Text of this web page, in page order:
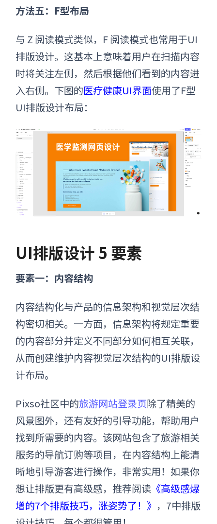
方法五：F型布局
与 Z 阅读模式类似，F 阅读模式也常用于UI
排版设计。这基本上意味着用户在扫描内容
时将关注左侧，然后根据他们看到的内容进
入右侧。下图的医疗健康UI界面使用了F型
UI排版设计布局：
UI排版设计 5 要素
要素一： 内容结构
内容结构化与产品的信息架构和视觉层次结
构密切相关。一方面，信息架构将规定重要
的内容部分并定义不同部分如何相互关联，
从而创建维护内容视觉层次结构的UI排版设
计布局。
Pixso社区中的旅游网站登录页除了精美的
风景图外，还有友好的引导功能，帮助用户
找到所需要的内容。该网站包含了旅游相关
服务的导航订购等项目，在内容结构上能清
晰地引导游客进行操作，非常实用！ 如果你
想让排版更有高级感，推荐阅读 《高级感爆
增的7个排版技巧，涨姿势了！》 ，7中排版